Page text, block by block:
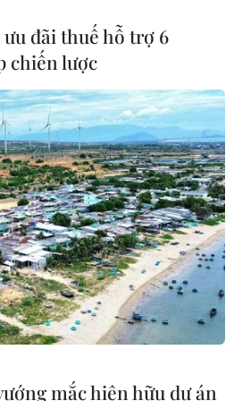
Xem thêm
XÃ VIỆT NAM
DUẨN
THỊ TÁM, KHÚC THANH
Quy định sử dụng
Hỗ trợ
đãi thuế hỗ trợ 6
chiến lược
mắc hiện hữu dự án